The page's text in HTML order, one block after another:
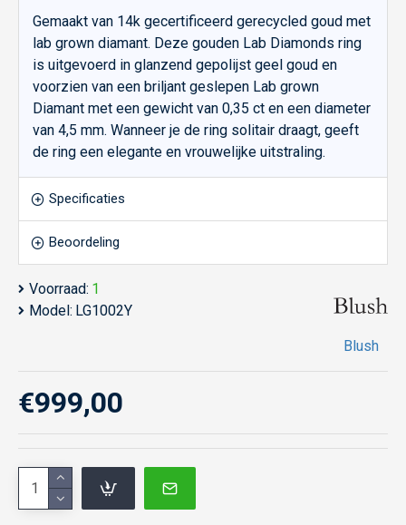
Gemaakt van 14k gecertificeerd gerecycled goud met
lab grown diamant. Deze gouden Lab Diamonds ring
is uitgevoerd in glanzend gepolijst geel goud en
voorzien van een briljant geslepen Lab grown
Diamant met een gewicht van 0,35 ct en een diameter
van 4,5 mm. Wanneer je de ring solitair draagt, geeft
de ring een elegante en vrouwelijke uitstraling.
Specificaties
Beoordeling
Voorraad: 1
Model: LG1002Y
Blush
€999,00